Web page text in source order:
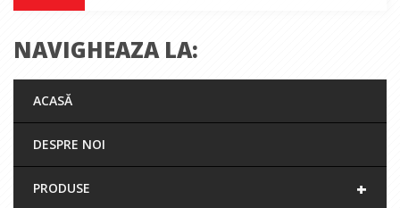
NAVIGHEAZA LA:
ACASĂ
DESPRE NOI
+
PRODUSE